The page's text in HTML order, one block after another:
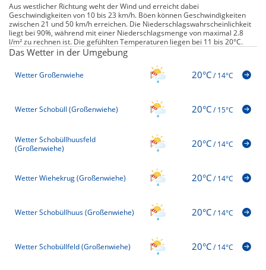
Aus westlicher Richtung weht der Wind und erreicht dabei
Geschwindigkeiten von 10 bis 23 km/h. Böen können Geschwindigkeiten
zwischen 21 und 50 km/h erreichen. Die Niederschlagswahrscheinlichkeit
liegt bei 90%, während mit einer Niederschlagsmenge von maximal 2.8
l/m² zu rechnen ist. Die gefühlten Temperaturen liegen bei 11 bis 20°C.
Das Wetter in der Umgebung
Wetter Großenwiehe 20°C/14°C
Wetter Schobüll (Großenwiehe) 20°C/15°C
Wetter Schobüllhuusfeld
(Großenwiehe)
20°C/14°C
Wetter Wiehekrug (Großenwiehe) 20°C/14°C
Wetter Schobüllhuus (Großenwiehe) 20°C/14°C
Wetter Schobüllfeld (Großenwiehe) 20°C/14°C